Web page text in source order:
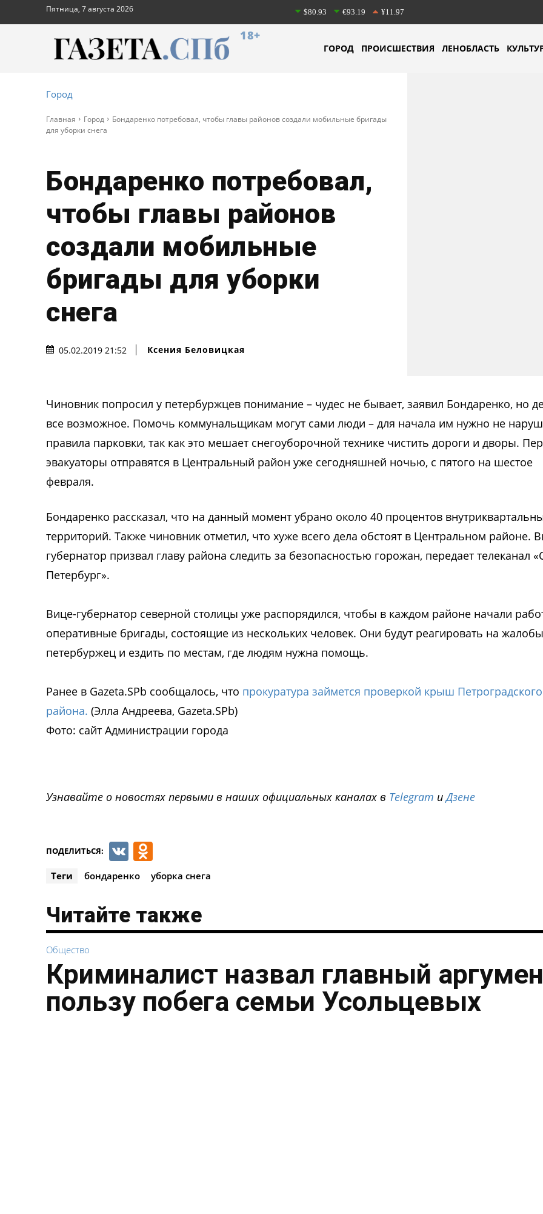
Пятница, 7 августа 2026 $80.93 €93.19 ¥11.97
18+
ГОРОД ПРОИСШЕСТВИЯ ЛЕНОБЛАСТЬ
Город
Главная Город
Бондаренко потребовал, чтобы главы районов создали мобильные бригады
для уборки снега
Бондаренко потребовал,
чтобы главы районов
создали мобильные
бригады для уборки
снега
05.02.2019 21:52 Ксения Беловицкая
Чиновник попросил у петербуржцев понимание – чудес не бывает, заявил Бондаренко, но
все возможное. Помочь коммунальщикам могут сами люди – для начала им нужно не
правила парковки, так как это мешает снегоуборочной технике чистить дороги и дворы.
эвакуаторы отправятся в Центральный район уже сегодняшней ночью, с пятого на шестое
февраля.
Бондаренко рассказал, что на данный момент убрано около 40 процентов
территорий. Также чиновник отметил, что хуже всего дела обстоят в Центральном районе.
губернатор призвал главу района следить за безопасностью горожан, передает телеканал
Петербург».
Вице-губернатор северной столицы уже распорядился, чтобы в каждом районе начали
оперативные бригады, состоящие из нескольких человек. Они будут реагировать на жалобы
петербуржец и ездить по местам, где людям нужна помощь.
Ранее в Gazeta.SPb сообщалось, что прокуратура займется проверкой крыш Петроградского
района. (Элла Андреева, Gazeta.SPb)
Фото: сайт Администрации города
Узнавайте о новостях первыми в наших официальных каналах в Telegram иДзене
ПОДЕЛИТЬСЯ: VK
Теги бондаренко уборка снега
Читайте также
Общество
Криминалист назвал главный
пользу побега семьи Усольцевых